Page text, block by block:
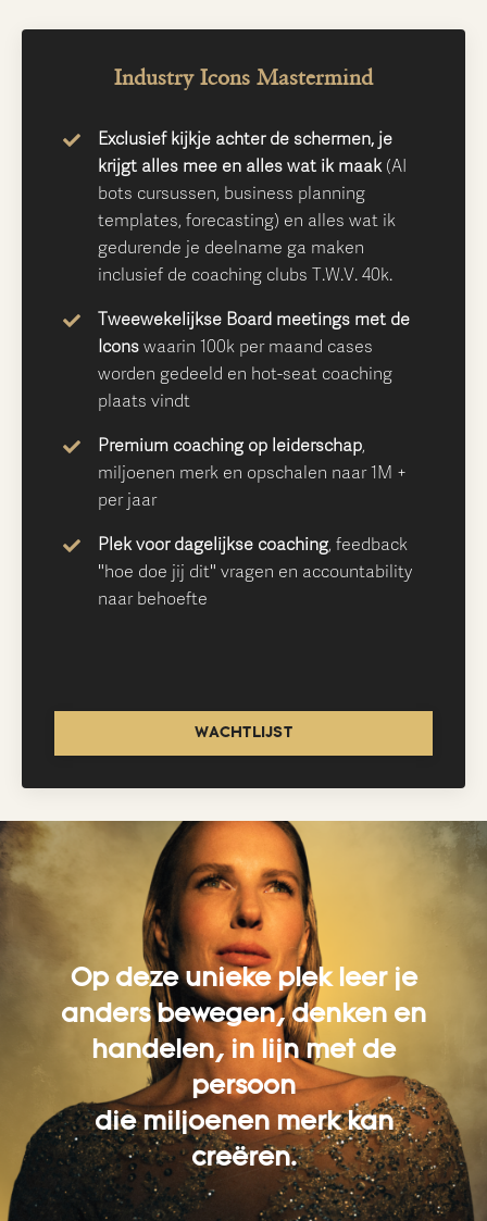
Industry Icons Mastermind
Exclusief kijkje achter de schermen, je
krijgt alles mee en alles wat ik maak(AI
bots cursussen, business planning
templates, forecasting) en alles wat ik
gedurende je deelname ga maken
inclusief de coaching clubs T.W.V. 40k.
Tweewekelijkse Board meetings met de
Icons waarin 100k per maand cases
worden gedeeld en hot-seat coaching
plaats vindt
Premium coaching op leiderschap,
miljoenen merk en opschalen naar 1M +
per jaar
Plek voordagelijkse coaching, feedback
"hoe doe jij dit" vragen en accountability
naar behoefte
WACHTLIJST
Op deze unieke plek leer je
anders bewegen, denken en
handelen, in lijn met de
persoon
die miljoenen merk kan
creëren.